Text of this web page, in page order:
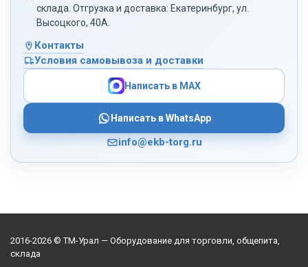
склада. Отгрузка и доставка: Екатеринбург, ул.
Высоцкого, 40А.
Контакты
Условия самовывоза и доставки
Написать в MAX
Написать в WhatsApp
info@ekb-torg.ru
2016-2026 © ТМ-Урал — Оборудование для торговли, общепита,
склада